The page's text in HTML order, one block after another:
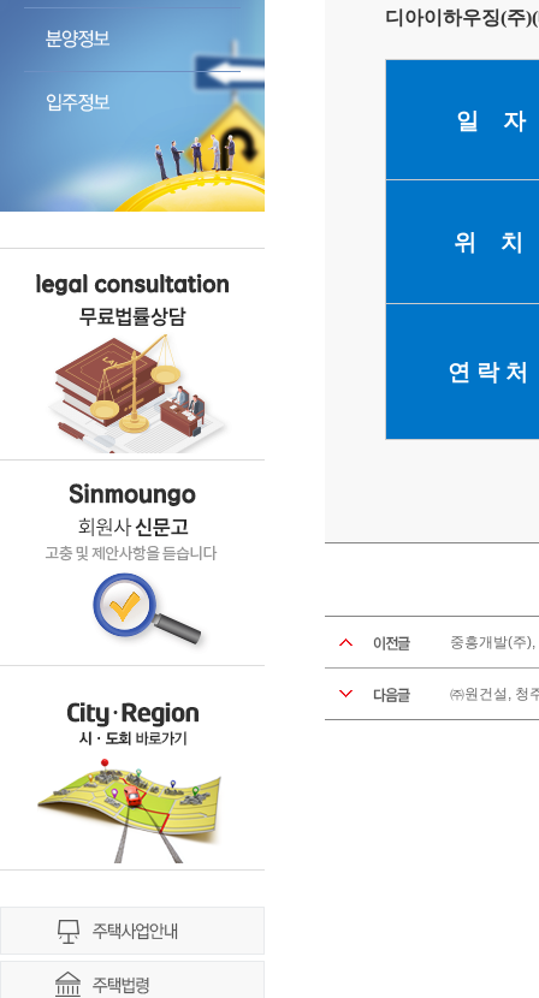
디아이하우징(주)(
일 자
위 치
연 락 처
중흥개발(주
㈜원건설, 청